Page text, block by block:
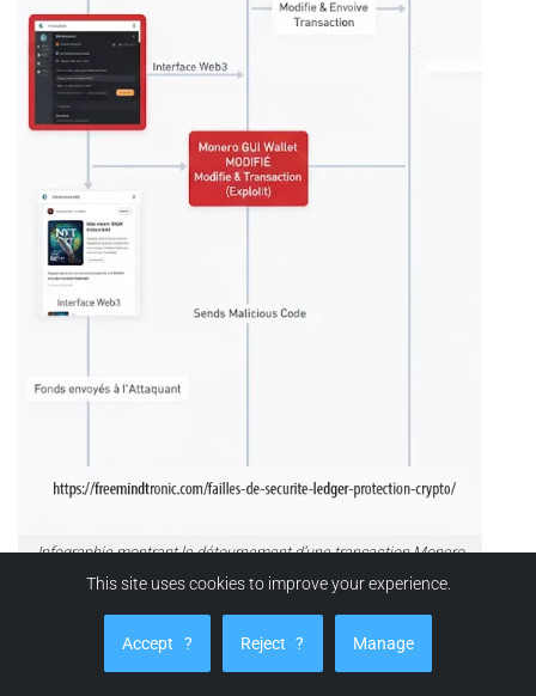
Infographie montrant le détournement d’une transaction Monero
XMR par un portefeuille GUI malveillant malgré l’utilisation d’un
Utilisateurs potentiellement affectés :
Tous les détenteurs
This site uses cookies to improve your experience.
Accept ? Reject ? Manage